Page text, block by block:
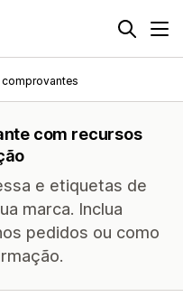
comprovantes
com recursos
e etiquetas de
marca. Inclua
pedidos ou como